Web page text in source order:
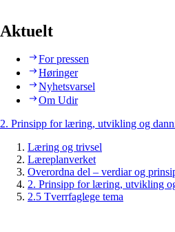
Aktuelt
For pressen
Høringer
Nyhetsvarsel
Om Udir
2. Prinsipp for læring, utvikling og
Læring og trivsel
Læreplanverket
Overordna del – verdiar og
2. Prinsipp for læring, utvikling
2.5 Tverrfaglege tema